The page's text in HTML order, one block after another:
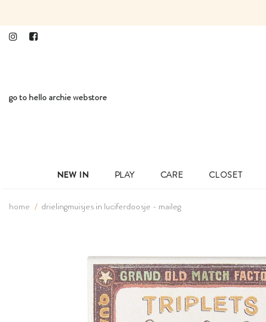
go to hello archie webstore
NEW IN PLAY CARE CLOSET
home drielingmuisjes in luciferdoosje - maileg